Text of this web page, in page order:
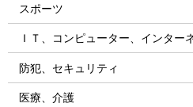
スポーツ
ＩＴ、コンピューター、インター
防犯、セキュリティ
医療、介護